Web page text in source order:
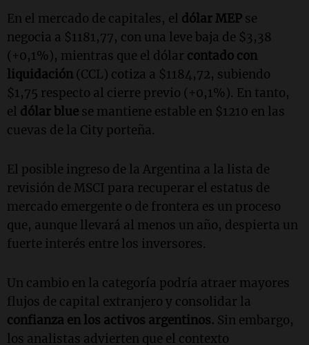
En el mercado de capitales, el dólar MEP se
negocia a $1181,77, con una leve baja de $3,38
(+0,1%), mientras que el dólar contado con
liquidación (CCL) cotiza a $1184,72, subiendo
$1,75 respecto al cierre previo (+0,1%). En tanto,
el dólar blue se mantiene estable en $1210 en las
cuevas de la City porteña.
El posible ingreso de la Argentina a la lista de
revisión de MSCI para recuperar el estatus de
mercado emergente o de frontera es un proceso
que, aunque llevará al menos un año, despierta un
fuerte interés entre los inversores.
Un cambio en la categoría podría atraer mayores
flujos de capital extranjero y consolidar la
confianza en los activos argentinos. Sin embargo,
los analistas advierten que el contexto